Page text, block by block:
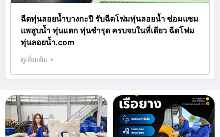
ฉีดทุ่นลอยน้ำบางกะปิ รับฉีดโฟมทุ่นลอยน้ำ ซ่อมแซม
แพสูบน้ำ ทุ่นแตก ทุ่นชำรุด ครบจบในที่เดียว ฉีดโฟม
ทุ่นลอยน้ำ.com
ดูเพิ่มเติม »